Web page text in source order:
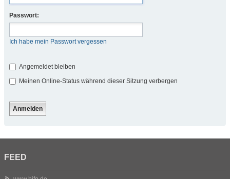
Passwort:
Ich habe mein Passwort vergessen
Angemeldet bleiben
Meinen Online-Status während dieser Sitzung verbergen
FEED